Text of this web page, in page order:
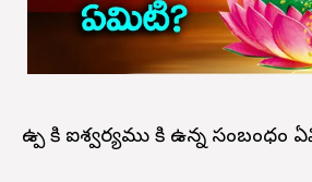
ఉప్పు కి ఐశ్వర్యము కి ఉన్న సంబంధం